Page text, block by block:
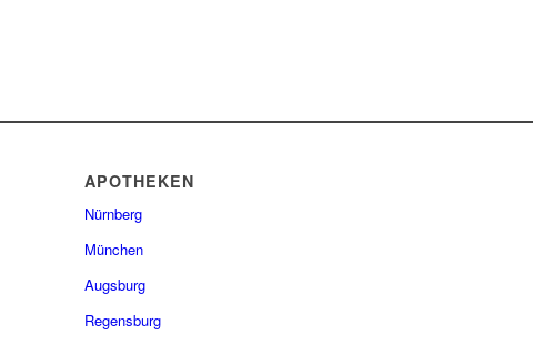
APOTHEKEN
Nürnberg
München
Augsburg
Regensburg